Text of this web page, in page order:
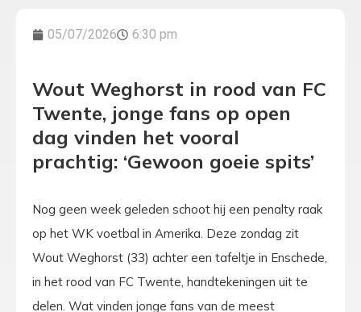
05/07/2026 6:30 pm
Wout Weghorst in rood van FC
Twente, jonge fans op open
dag vinden het vooral
prachtig: ‘Gewoon goeie spits’
Nog geen week geleden schoot hij een penalty raak
op het WK voetbal in Amerika. Deze zondag zit
Wout Weghorst (33) achter een tafeltje in Enschede,
in het rood van FC Twente, handtekeningen uit te
delen. Wat vinden jonge fans van de meest